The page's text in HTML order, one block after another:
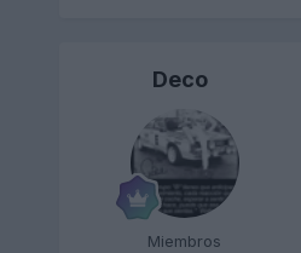
Deco
Miembros